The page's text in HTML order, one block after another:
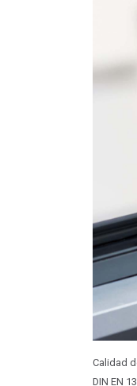
Calidad
DIN EN